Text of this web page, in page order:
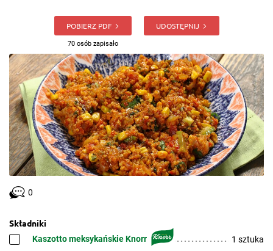
POBIERZ PDF
70 osób zapisało
UDOSTĘPNIJ
0
Składniki
Kaszotto meksykańskie Knorr 1 sztuka